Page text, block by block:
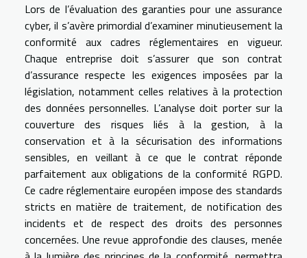
Lors de l’évaluation des garanties pour une assurance
cyber, il s’avère primordial d’examiner minutieusement la
conformité aux cadres réglementaires en vigueur.
Chaque entreprise doit s’assurer que son contrat
d’assurance respecte les exigences imposées par la
législation, notamment celles relatives à la protection
des données personnelles. L’analyse doit porter sur la
couverture des risques liés à la gestion, à la
conservation et à la sécurisation des informations
sensibles, en veillant à ce que le contrat réponde
parfaitement aux obligations de la conformité RGPD.
Ce cadre réglementaire européen impose des standards
stricts en matière de traitement, de notification des
incidents et de respect des droits des personnes
concernées. Une revue approfondie des clauses, menée